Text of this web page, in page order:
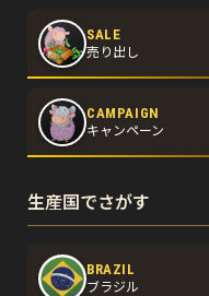
SALE
売り出し
CAMPAIGN
キャンペーン
生産国でさがす
BRAZIL
ブラジル